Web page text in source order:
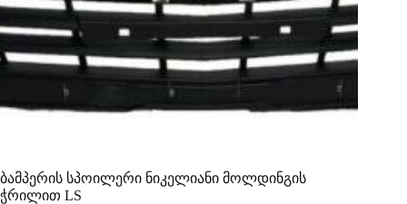
ბამპერის სპოილერი ნიკელიანი მოლდინგის
ჭრილით LS